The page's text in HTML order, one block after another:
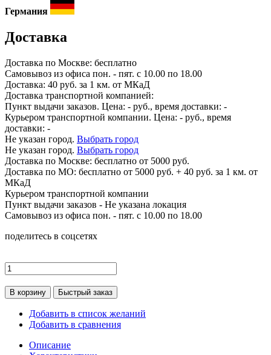
Германия
Доставка
Доставка по Москве: бесплатно
Самовывоз из офиса пон. - пят. с 10.00 по 18.00
Доставка: 40 руб. за 1 км. от МКаД
Доставка транспортной компанией:
Пункт выдачи заказов. Цена: - руб., время доставки: -
Курьером транспортной компании. Цена: - руб., время
доставки: -
Не указан город. Выбрать город
Не указан город. Выбрать город
Доставка по Москве: бесплатно от 5000 руб.
Доставка по МО: бесплатно от 5000 руб. + 40 руб. за 1 км. от
МКаД
Курьером транспортной компании
Пункт выдачи заказов - Не указана локация
Самовывоз из офиса пон. - пят. с 10.00 по 18.00
поделитесь в соцсетях
В корзину Быстрый заказ
Добавить в список желаний
Добавить в сравнения
Описание